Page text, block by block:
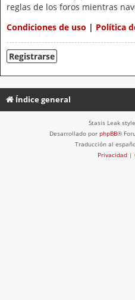
reglas de los foros mientras
Condiciones de uso | Política
Registrarse
Índice general
Stasis Leak
Desarrollado por phpBB®
Traducción al
Privacidad |